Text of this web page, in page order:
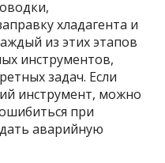
хладагента и
из этих этапов
инструментов,
задач. Если
инструмент, можно
при
аварийную